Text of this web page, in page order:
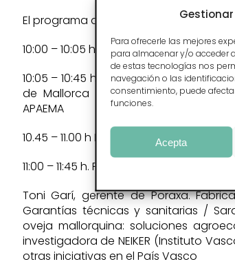
Para ofrecerle las mejores
para almacenar y/o acceder
de estas tecnologías nos
navegación o las
consentimiento, puede
funciones.
Acepta
El programa de las jornadas es:
10:00 – 10:05 h. Apertura de la jornada.
10:05 – 10:45 h. Presentación del
de Mallorca y su aplicabilidad en
APAEMA
10.45 – 11.00 h Descanso y café
11:00 – 11:45 h. Presentación de
Toni Garí, gerente de Poraxa.
Garantías técnicas y sanitarias /
oveja mallorquina: soluciones
investigadora de NEIKER (Instituto
otras iniciativas en el País Vasco